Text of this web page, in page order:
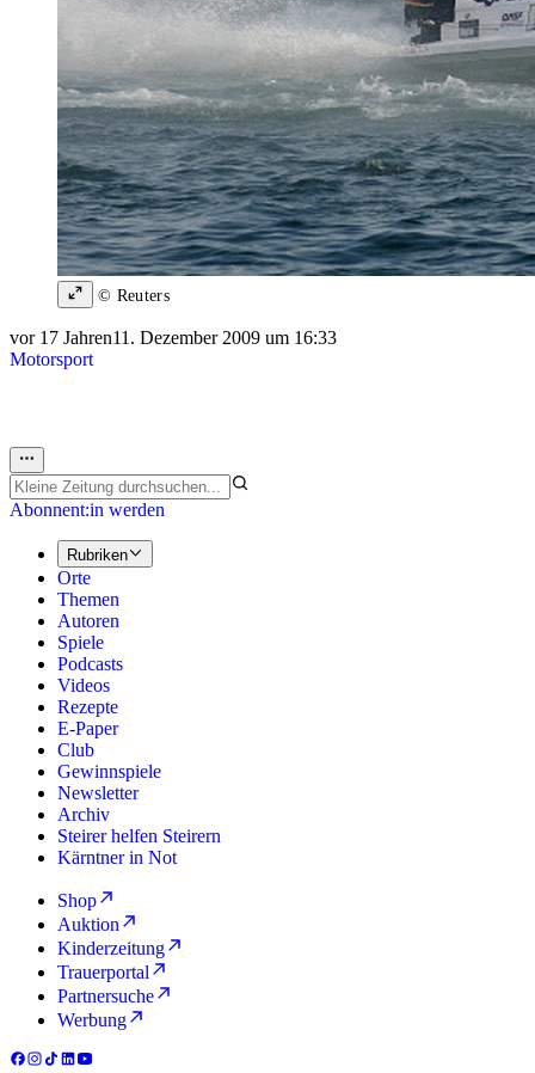
© Reuters
vor 17 Jahren11. Dezember 2009 um 16:33
Motorsport
Abonnent:in werden
Rubriken
Orte
Themen
Autoren
Spiele
Podcasts
Videos
Rezepte
E-Paper
Club
Gewinnspiele
Newsletter
Archiv
Steirer helfen Steirern
Kärntner in Not
Shop
Auktion
Kinderzeitung
Trauerportal
Partnersuche
Werbung